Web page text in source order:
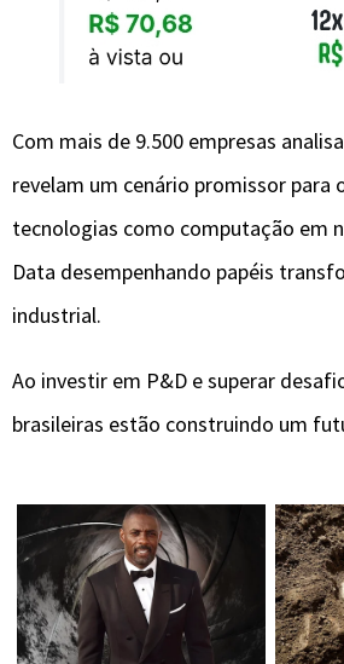
Com mais de 9.500 empresas
revelam um cenário promissor para
tecnologias como computação em
Data desempenhando papéis
industrial.
Ao investir em P&D e superar
brasileiras estão construindo um